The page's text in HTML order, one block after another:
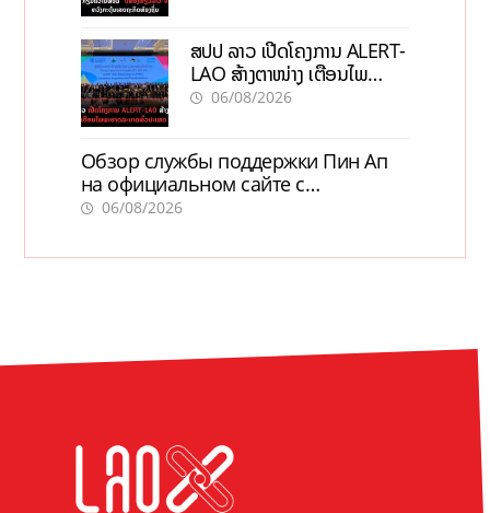
ສປປ ລາວ ເປີດໂຄງການ ALERT-
LAO ສ້າງຕາໜ່າງ ເຕືອນໄພ
ພະຍາດລະບາດທົ່ວປະເທດ
06/08/2026
Обзор службы поддержки Пин Ап
на официальном сайте с
актуальной информацией
06/08/2026